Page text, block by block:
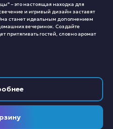
– это настоящая находка для
и игривый дизайн заставят
станет идеальным дополнением
вечеринок. Создайте
притягивать гостей, словно аромат